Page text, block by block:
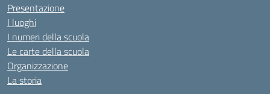
Presentazione
I luoghi
I numeri della scuola
Le carte della scuola
Organizzazione
La storia